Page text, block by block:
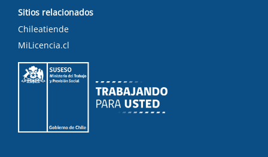
Sitios relacionados
Chileatiende
MiLicencia.cl